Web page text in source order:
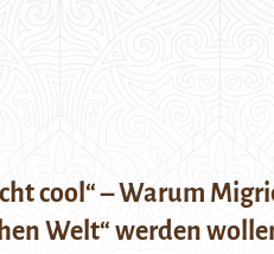
cool“ – Warum
Welt“ werden